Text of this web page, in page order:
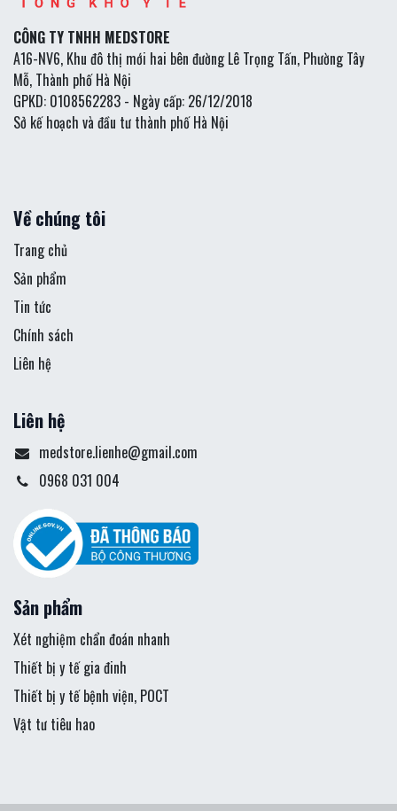
CÔNG TY TNHH MEDSTORE
A16-NV6, Khu đô thị mới hai bên đường Lê Trọng Tấn, Phường Tây
Mỗ, Thành phố Hà Nội
GPKD: 0108562283 - Ngày cấp: 26/12/2018
Sở kế hoạch và đầu tư thành phố Hà Nội
Về chúng tôi
Trang chủ
Sản phẩm
Tin tức
Chính sách
Liên hệ
Liên hệ
medstore.lienhe@gmail.com
0968 031 004
Sản phẩm
Xét nghiệm chẩn đoán nhanh
Thiết bị y tế gia đinh
Thiết bị y tế bệnh viện, POCT
Vật tư tiêu hao